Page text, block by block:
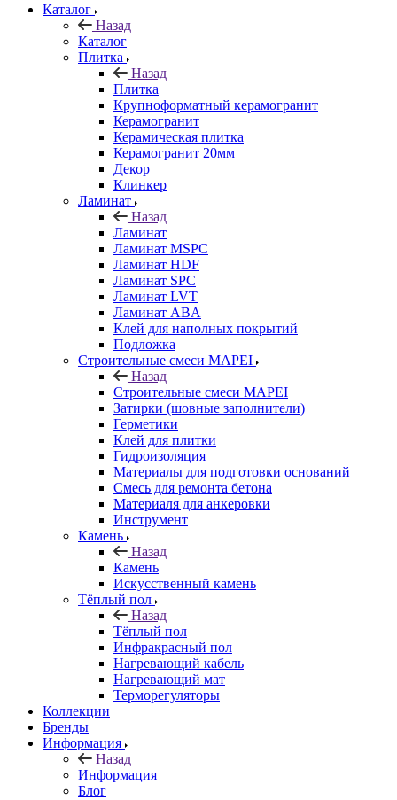
Каталог
Назад
Каталог
Плитка
Назад
Плитка
Крупноформатный керамогранит
Керамогранит
Керамическая плитка
Керамогранит 20мм
Декор
Клинкер
Ламинат
Назад
Ламинат
Ламинат MSPC
Ламинат HDF
Ламинат SPC
Ламинат LVT
Ламинат ABA
Клей для наполных покрытий
Подложка
Строительные смеси MAPEI
Назад
Строительные смеси MAPEI
Затирки (шовные заполнители)
Герметики
Клей для плитки
Гидроизоляция
Материалы для подготовки оснований
Смесь для ремонта бетона
Материаля для анкеровки
Инструмент
Камень
Назад
Камень
Искусственный камень
Тёплый пол
Назад
Тёплый пол
Инфракрасный пол
Нагревающий кабель
Нагревающий мат
Терморегуляторы
Коллекции
Бренды
Информация
Назад
Информация
Блог